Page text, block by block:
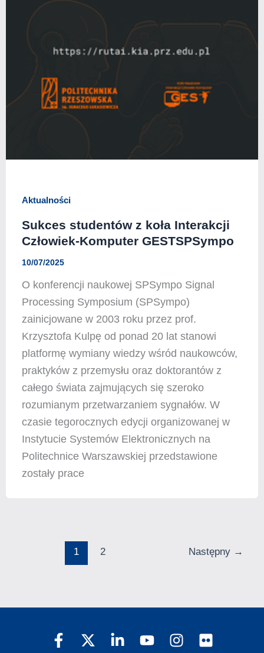
Aktualności
Sukces studentów z koła Interakcji
Człowiek-Komputer GESTSPSympo
10/07/2025
O konferencji naukowej SPSympo Signal
Processing Symposium (SPSympo)
zainicjowane w 2003 roku przez prof.
Krzysztofa Kulpę od ponad 20 lat stanowi
platformę wymiany wiedzy wśród naukowców,
praktyków z przemysłu oraz doktorantów z
całego świata zajmujących się szeroko
rozumianym przetwarzaniem sygnałów. W
czasie tegorocznych edycji organizowanej w
Instytucie Systemów Elektronicznych na
Politechnice Warszawskiej przedstawione
zostały prace
1 2 Następny →